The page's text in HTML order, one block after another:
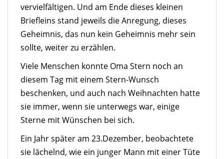
vervielfältigen. Und am Ende dieses kleinen
Briefleins stand jeweils die Anregung, dieses
Geheimnis, das nun kein Geheimnis mehr sein
sollte, weiter zu erzählen.
Viele Menschen konnte Oma Stern noch an
diesem Tag mit einem Stern-Wunsch
beschenken, und auch nach Weihnachten hatte
sie immer, wenn sie unterwegs war, einige
Sterne mit Wünschen bei sich.
Ein Jahr später am 23.Dezember, beobachtete
sie lächelnd, wie ein junger Mann mit einer Tüte